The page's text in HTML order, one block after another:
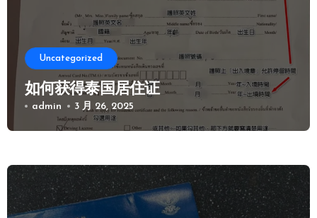
Uncategorized
如何获得泰国居住证
admin 3 月 26, 2025